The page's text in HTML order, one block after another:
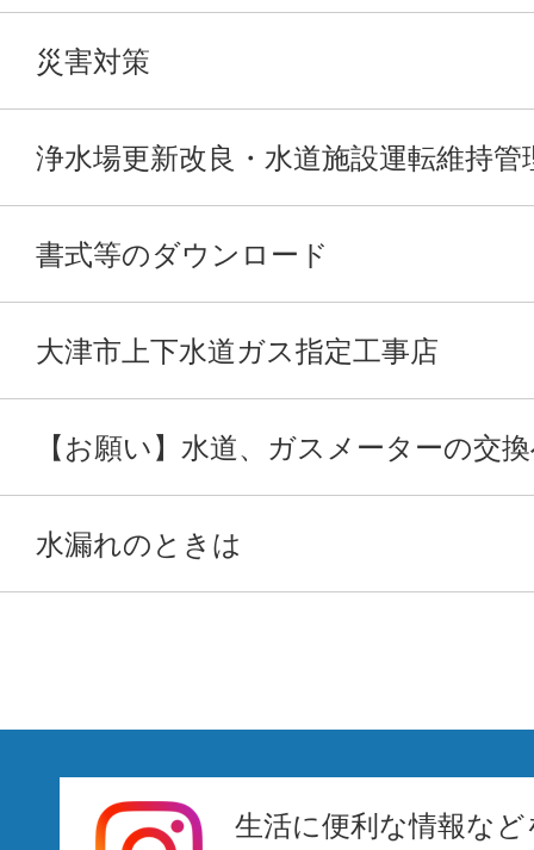
災害対策
浄水場更新改良・水道施設運転維持管
書式等のダウンロード
大津市上下水道ガス指定工事店
【お願い】水道、ガスメーターの交
水漏れのときは
生活に便利な情報な